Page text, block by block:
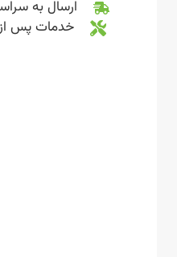
ارسال به سراسر کشور
خدمات پس از فروش